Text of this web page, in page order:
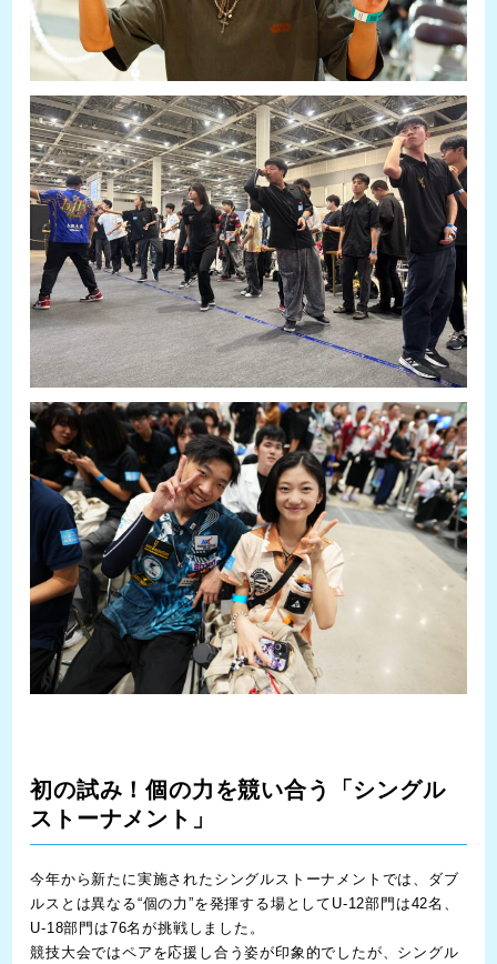
初の試み！個の力を競い合う「シングル
ストーナメント」
今年から新たに実施されたシングルストーナメントでは、ダブ
ルスとは異なる“個の力”を発揮する場としてU-12部門は42名、
U-18部門は76名が挑戦しました。
競技大会ではペアを応援し合う姿が印象的でしたが、シングル